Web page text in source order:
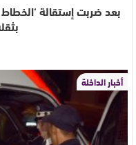
بعد ضربت إستقالة
أخبار الداخلة